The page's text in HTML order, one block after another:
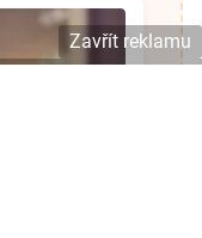
Zavřít reklamu